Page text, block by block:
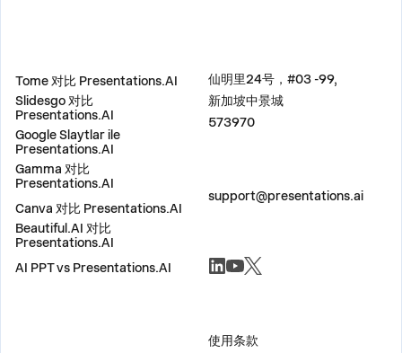
Tome 对比 Presentations.AI
Slidesgo 对比
Presentations.AI
Google Slaytlar ile
Presentations.AI
Gamma 对比
Presentations.AI
Canva 对比 Presentations.AI
Beautiful.AI 对比
Presentations.AI
AI PPT vs Presentations.AI
仙明里24号，#03 -99,
新加坡中景城
573970
support@presentations.ai
使用条款